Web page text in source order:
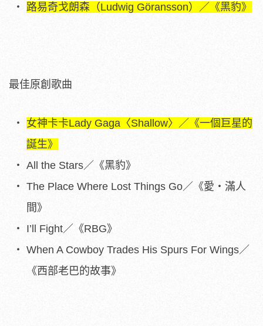
路易奇戈朗森（Ludwig Göransson）／《黑豹》
最佳原創歌曲
女神卡卡Lady Gaga〈Shallow〉／《一個巨星的
誕生》
All the Stars／《黑豹》
The Place Where Lost Things Go／《愛‧滿人
間》
I’ll Fight／《RBG》
When A Cowboy Trades His Spurs For Wings／
《西部老巴的故事》